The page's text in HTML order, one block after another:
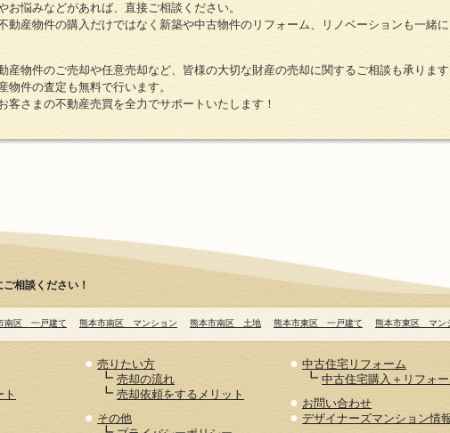
お悩みなどがあれば、直接ご相談ください。
動産物件の購入だけではなく新築や中古物件のリフォーム、リノベーションも一緒
産物件のご売却や任意売却など、皆様の大切な財産の売却に関するご相談も承ります
物件の査定も無料で行います。
客さまの不動産売買を全力でサポートいたします！
相談ください！
南区 一戸建て 熊本市南区 マンション 熊本市南区 土地 熊本市東区 一戸建て 熊本市東区 マン
ト
● 売りたい方
┗ 売却の流れ
┗ 売却依頼をするメリット
● その他
● 中古住宅リフォーム
┗ 中古住宅購入＋リフォ
● お問い合わせ
● デザイナーズマンション情